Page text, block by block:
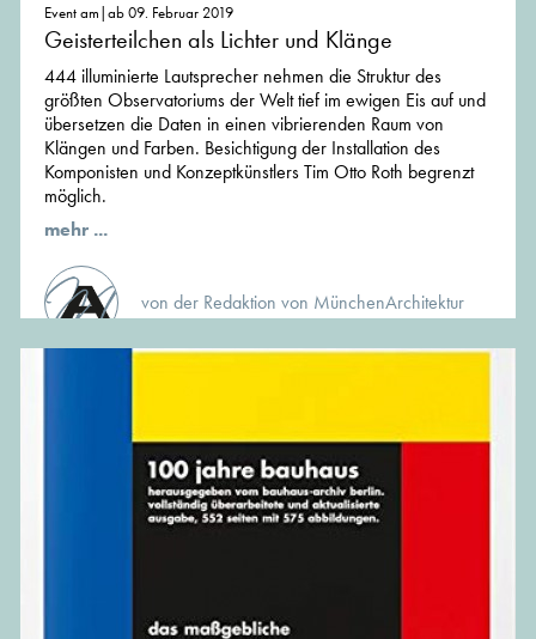
Event am|ab 09. Februar 2019
Geisterteilchen als Lichter und Klänge
444 illuminierte Lautsprecher nehmen die Struktur des
größten Observatoriums der Welt tief im ewigen Eis auf und
übersetzen die Daten in einen vibrierenden Raum von
Klängen und Farben. Besichtigung der Installation des
Komponisten und Konzeptkünstlers Tim Otto Roth begrenzt
möglich.
mehr ...
von der Redaktion von MünchenArchitektur